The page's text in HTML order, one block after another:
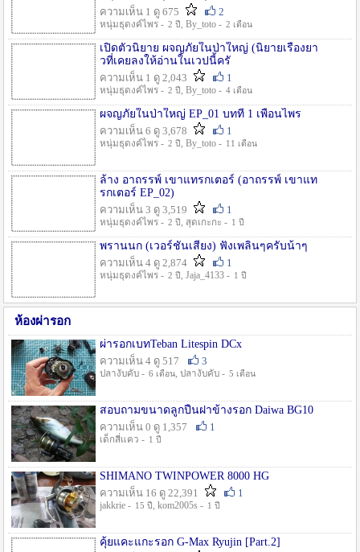
ความเห็น 1 ดู 675
2
หนุ่มธุดงค์ไพร - 2 ปี , By_toto - 2 เดือน
เปิดตัวนิยาย ผจญภัยในป่าใหญ่ (นิยายเรื่องยา
วที่เคยลงให้อ่านในเวปนี้ครั
ความเห็น 1 ดู 2,043
1
หนุ่มธุดงค์ไพร - 2 ปี , By_toto - 4 เดือน
ผจญภัยในป่าใหญ่ EP_01 บทที่ 1 เพื่อนไพร
ความเห็น 6 ดู 3,678
1
หนุ่มธุดงค์ไพร - 2 ปี , By_toto - 11 เดือน
ล้าง อาถรรพ์ เขาแทรกเตอร์ (อาถรรพ์ เขาแท
รกเตอร์ EP_02)
ความเห็น 3 ดู 3,519
1
หนุ่มธุดงค์ไพร - 2 ปี , สุดเกะกะ - 1 ปี
พรานนก (เวอร์ชั่นเสียง) ฟังเพลินๆครับน้าๆ
ความเห็น 4 ดู 2,874
1
หนุ่มธุดงค์ไพร - 2 ปี , Jaja_4133 - 1 ปี
ห้องผ่ารอก
ผ่ารอกเบทTeban Litespin DCx
ความเห็น 4 ดู 517
3
ปลางับคับ - 6 เดือน, ปลางับคับ - 5 เดือน
สอบถามขนาดลูกปืนฝาข้างรอก Daiwa BG10
ความเห็น 0 ดู 1,357
1
เด็กสี่แคว - 1 ปี
SHIMANO TWINPOWER 8000 HG
ความเห็น 16 ดู 22,391
1
jakkrie - 15 ปี , kom2005s - 1 ปี
คุ้ยแคะแกะรอก G-Max Ryujin [Part.2]